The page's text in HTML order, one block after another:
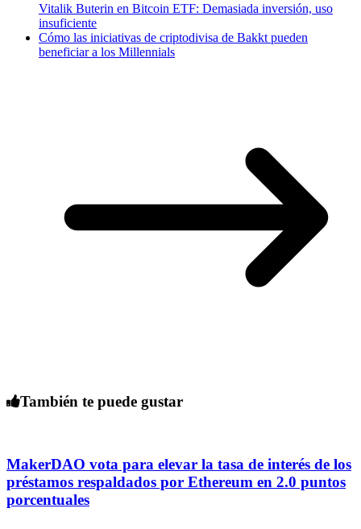
Vitalik Buterin en Bitcoin ETF: Demasiada inversión, uso
insuficiente
Cómo las iniciativas de criptodivisa de Bakkt pueden
beneficiar a los Millennials
También te puede gustar
MakerDAO vota para elevar la tasa de interés de los
préstamos respaldados por Ethereum en 2.0 puntos
porcentuales